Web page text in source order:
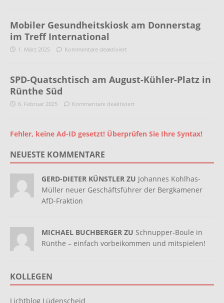
Mobiler Gesundheitskiosk am Donnerstag
im Treff International
1. März 2025 Kommentare deaktiviert
SPD-Quatschtisch am August-Kühler-Platz in
Rünthe Süd
6. Februar 2025 Kommentare deaktiviert
Fehler, keine Ad-ID gesetzt! Überprüfen Sie Ihre Syntax!
NEUESTE KOMMENTARE
GERD-DIETER KÜNSTLER ZU Johannes Kohlhas-
Müller neuer Geschäftsführer der Bergkamener
AfD-Fraktion
MICHAEL BUCHBERGER ZU Schnupper-Boule in
Rünthe – einfach vorbeikommen und mitspielen!
KOLLEGEN
Lichtblog Lüdenscheid